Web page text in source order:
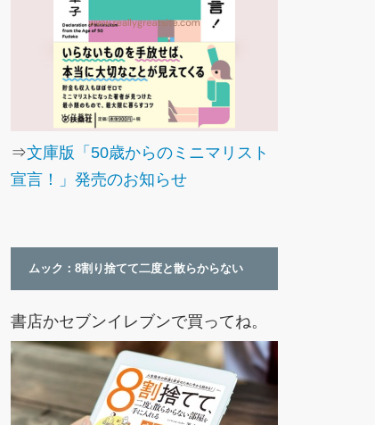
⇒文庫版「50歳からのミニマリスト
宣言！」発売のお知らせ
ムック：8割り捨てて二度と散らからない
書店かセブンイレブンで買ってね。